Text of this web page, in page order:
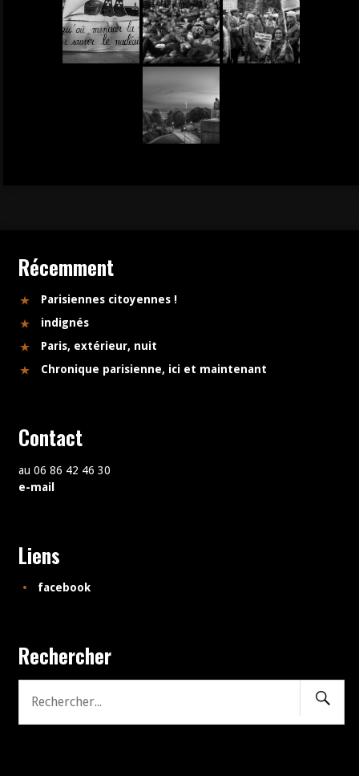
Récemment
Parisiennes citoyennes !
indignés
Paris, extérieur, nuit
Chronique parisienne, ici et maintenant
Contact
au 06 86 42 46 30
e-mail
Liens
facebook
Rechercher
Recherche